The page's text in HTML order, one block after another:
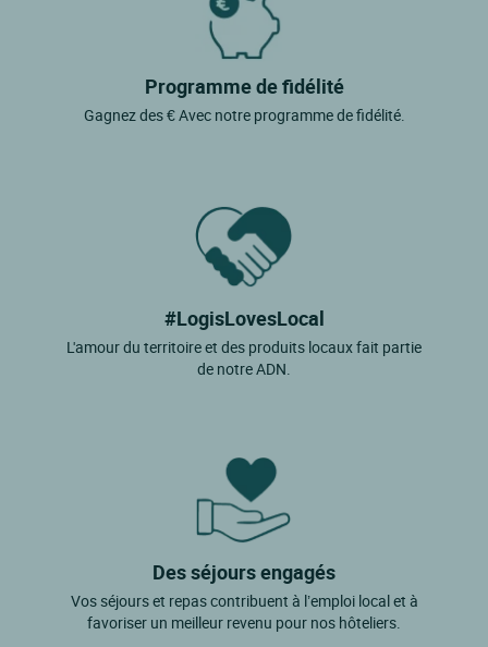
Programme de fidélité
Gagnez des € Avec notre programme de fidélité.
#LogisLovesLocal
L'amour du territoire et des produits locaux fait partie
de notre ADN.
Des séjours engagés
Vos séjours et repas contribuent à l’emploi local et à
favoriser un meilleur revenu pour nos hôteliers.